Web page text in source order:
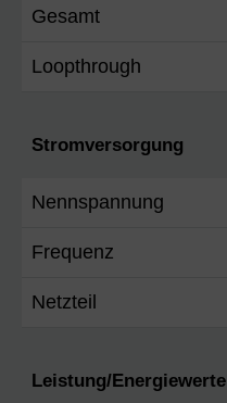
Gesamt
Loopthrough
Stromversorgung
Nennspannung
Frequenz
Netzteil
Leistung/Energiewerte